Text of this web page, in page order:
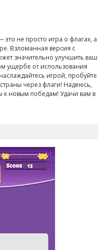
не просто игра о флагах, а
Взломанная версия с
значительно улучшить ваш
ущербе от использования
игрой, пробуйте
через флаги! Надеюсь,
новым победам! Удачи вам в